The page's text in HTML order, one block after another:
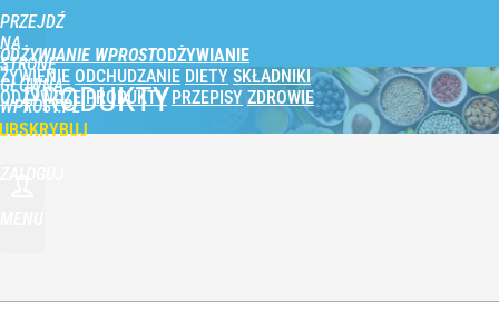
PRZEJDŹ
NA
STRONĘ
GŁÓWNĄ
WPROST.PL
ODŻYWIANIE WPROST
ŻYWIENIE ODCHUDZANIE DIETY SKŁADNIKI
ODŻYWCZE PRODUKTY PRZEPISY ZDROWIE
PRODUKTY